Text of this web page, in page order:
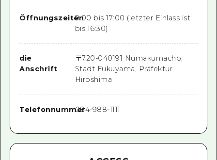
Öffnungszeiten9:00 bis 17:00 (letzter Einlass ist
bis 16:30)
die
Anschrift
〒720-040191 Numakumacho,
Stadt Fukuyama, Präfektur
Hiroshima
Telefonnummer084-988-1111